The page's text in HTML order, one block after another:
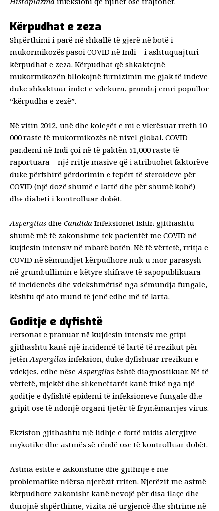
Kërpudhat e zeza
Shpërthimi i parë në shkallë të gjerë në botë i
mukormikozës pasoi COVID në Indi – i ashtuquajturi
kërpudhat e zeza. Kërpudhat që shkaktojnë
mukormikozën bllokojnë furnizimin me gjak të indeve
duke shkaktuar indet e vdekura, prandaj emri popullor
“kërpudha e zezë”.
Në vitin 2012, unë dhe kolegët e mi e vlerësuar rreth 10
000 raste të mukormikozës në nivel global. COVID
pandemi në Indi çoi në të paktën 51,000 raste të
raportuara – një rritje masive që i atribuohet faktorëve
duke përfshirë përdorimin e tepërt të steroideve për
COVID (një dozë shumë e lartë dhe për shumë kohë)
dhe diabeti i kontrolluar dobët.
Aspergilus dhe Candida Infeksionet ishin gjithashtu
shumë më të zakonshme tek pacientët me COVID në
kujdesin intensiv në mbarë botën. Në të vërtetë, rritja e
COVID në sëmundjet kërpudhore nuk u mor parasysh
në grumbullimin e këtyre shifrave të sapopublikuara
të incidencës dhe vdekshmërisë nga sëmundja fungale,
kështu që ato mund të jenë edhe më të larta.
Goditje e dyfishtë
Personat e pranuar në kujdesin intensiv me gripi
gjithashtu kanë një incidencë të lartë të rrezikut për
jetën Aspergilus infeksion, duke dyfishuar rrezikun e
vdekjes, edhe nëse Aspergilus është diagnostikuar. Në të
vërtetë, mjekët dhe shkencëtarët kanë frikë nga një
goditje e dyfishtë epidemi të infeksioneve fungale dhe
gripit ose të ndonjë organi tjetër të frymëmarrjes virus.
Ekziston gjithashtu një lidhje e fortë midis alergjive
mykotike dhe astmës së rëndë ose të kontrolluar dobët.
Astma është e zakonshme dhe gjithnjë e më
problematike ndërsa njerëzit rriten. Njerëzit me astmë
kërpudhore zakonisht kanë nevojë për disa ilaçe dhe
durojnë shpërthime, vizita në urgjencë dhe shtrime në